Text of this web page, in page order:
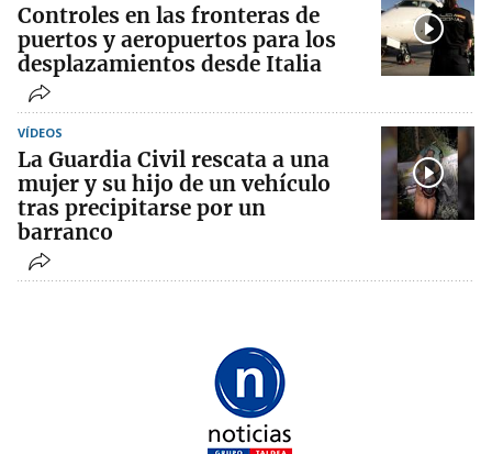
Controles en las fronteras de
puertos y aeropuertos para los
desplazamientos desde Italia
VÍDEOS
La Guardia Civil rescata a una
mujer y su hijo de un vehículo
tras precipitarse por un
barranco